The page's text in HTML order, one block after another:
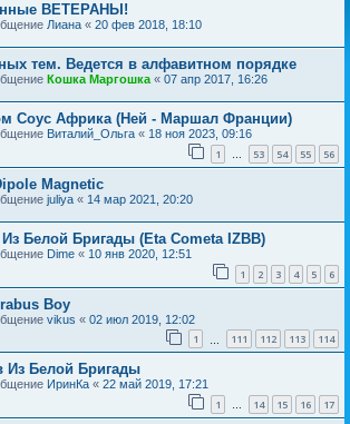
ВЕТЕРАНЫ!
Лиана « 20 фев 2018, 18:10
тем. Ведется в алфавитном порядке
Кошка Маргошка « 07 апр 2017, 16:26
Соус Африка (Ней - Маршал Франции)
Виталий_Ольга « 18 ноя 2023, 09:16
1 … 53 54 55 56
Magnetic
juliya « 14 мар 2021, 20:20
Белой Бригады (Eta Cometa IZBB)
Dime « 10 янв 2020, 12:51
1 2 3 4 5 6
Boy
vikus « 02 июл 2019, 12:02
1 111 112 113 114
Из Белой Бригады
ИринКа « 22 май 2019, 17:21
1 … 14 15 16 17